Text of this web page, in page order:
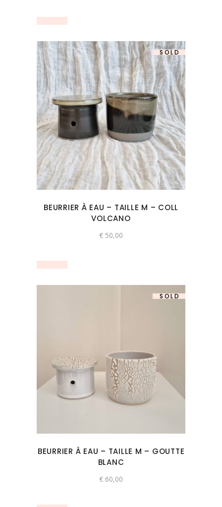
SOLD
BEURRIER À EAU – TAILLE M – COLL
VOLCANO
€ 50,00
SOLD
BEURRIER À EAU – TAILLE M – GOUTTE
BLANC
€ 60,00